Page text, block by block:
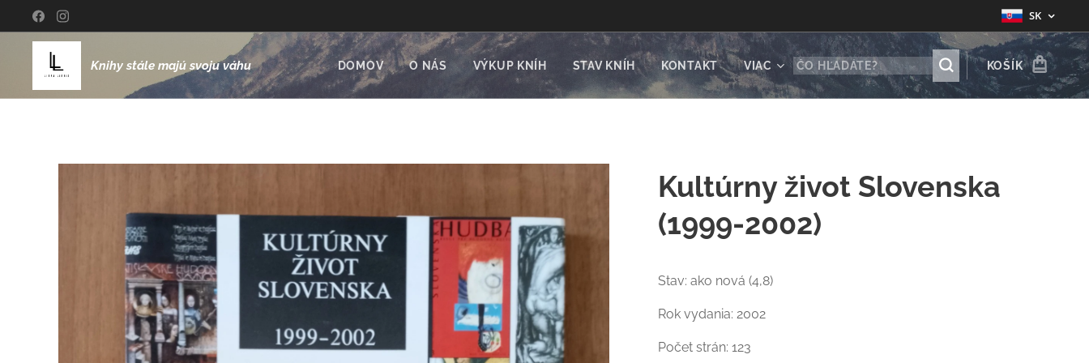
SK
Knihy stále majú svoju váhu DOMOV O NÁS VÝKUP KNÍH STAV KNÍH KONTAKT VIAC KOŠÍK
Kultúrny život Slovenska
(1999-2002)
Stav: ako nová (4,8)
Rok vydania: 2002
Počet strán: 123